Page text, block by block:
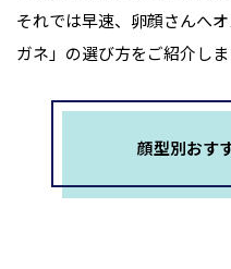
それでは早速、卵顔さんへ
ガネ」の選び方をご紹介しま
顔型別おす